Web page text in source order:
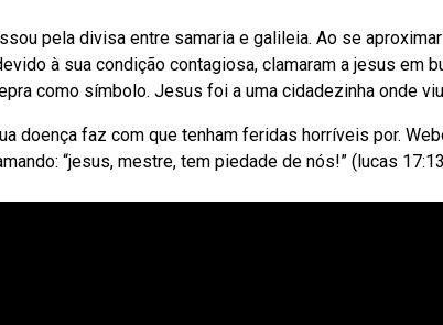
pela divisa entre samaria e galileia. Ao se
à sua condição contagiosa, clamaram a jesus em
como símbolo. Jesus foi a uma cidadezinha onde
doença faz com que tenham feridas horríveis por.
“jesus, mestre, tem piedade de nós!” (lucas